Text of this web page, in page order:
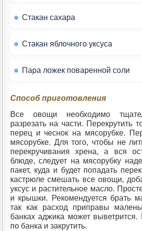
Стакан сахара
Стакан яблочного уксуса
Пара ложек поваренной соли
Способ приготовления
Все овощи необходимо
разрезать на части. Перекрутить
перец и чеснок на мясорубке.
мясорубке. Для того, чтобы не
перекручивания хрена, а вся
блюде, следует на мясорубку
пакет, куда и будет попадать
кастрюле смешать все овощи,
уксус и растительное масло.
и крышки. Рекомендуется брать
так как расход приправы
банках аджика может выветрится.
по банка и закрутить.